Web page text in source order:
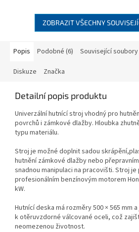
ZOBRAZIT VŠECHNY
Popis Podobné (6) Související soubory
Diskuze Značka
Detailní popis produktu
Univerzální hutnící stroj vhodný pro
povrchů i zámkové dlažby. Hloubka
typu materiálu.
Stroj je možné doplnit sadou
hutnění zámkové dlažby nebo
snadnou manipulaci na pracovišti. Stroj je
profesionálním benzínovým motorem
kW.
Hutnící deska má rozměry 500 × 565 mm
k otěruvzdorné válcované oceli, což
neomezenou životnost.